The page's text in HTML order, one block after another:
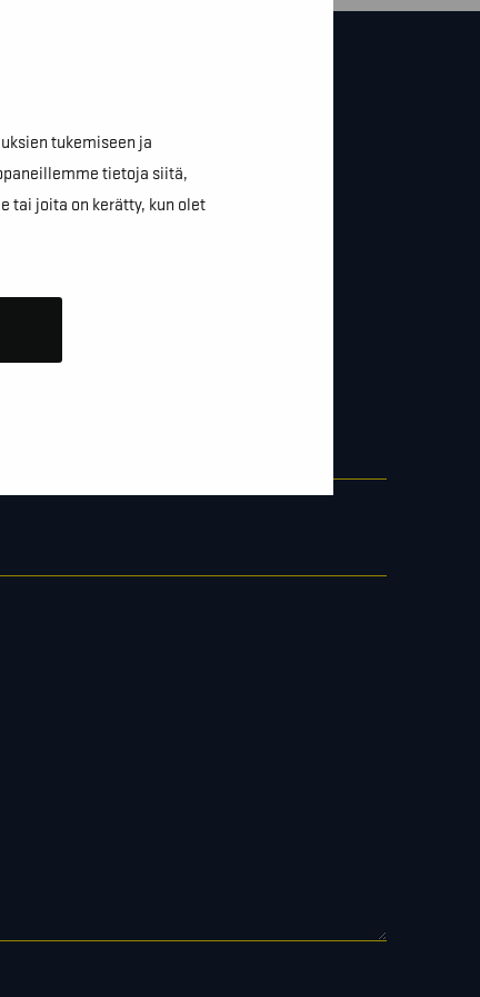
tukemiseen ja
tietoja siitä,
tai joita on kerätty, kun olet